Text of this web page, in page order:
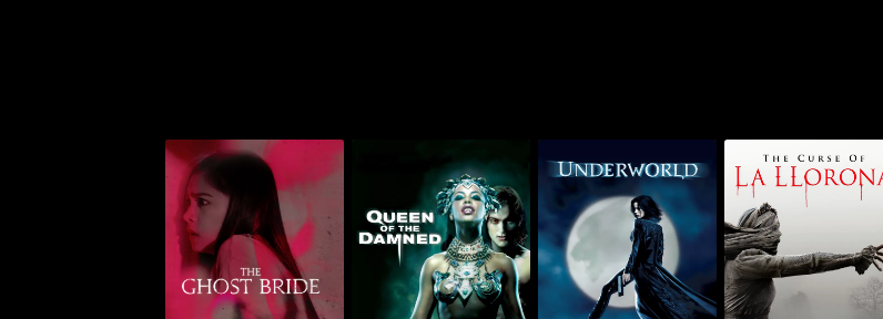
ذا كيرس أوف لا لورونا أندروورلد كوين أوف ذا دامد ذا غوست برايد